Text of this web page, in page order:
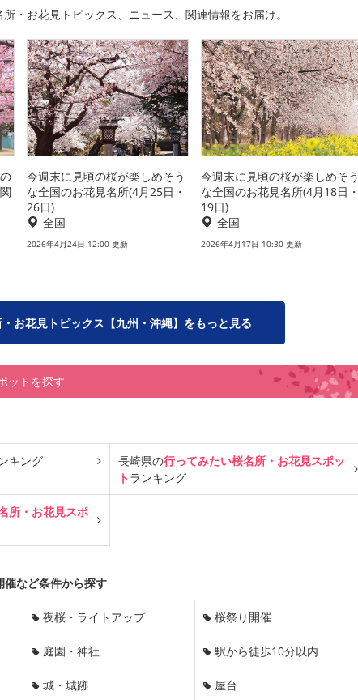
・お花見トピックス、ニュース、関連情報をお届け。
今週末に見頃の桜が楽しめそう
な全国のお花見名所(4月25日・
26日)
全国
2026年4月24日 12:00 更新
今週末に見頃の桜が楽しめそう
な全国のお花見名所(4月18日・
19日)
全国
2026年4月17日 10:30 更新
お花見トピックス【九州・沖縄】をもっと見る
ットを探す
キング 長崎県の行ってみたい桜名所・お花見スポッ
ト ランキング
所・お花見スポ
催など条件から探す
夜桜・ライトアップ 桜祭り開催
庭園・神社 駅から徒歩10分以内
城・城跡 屋台